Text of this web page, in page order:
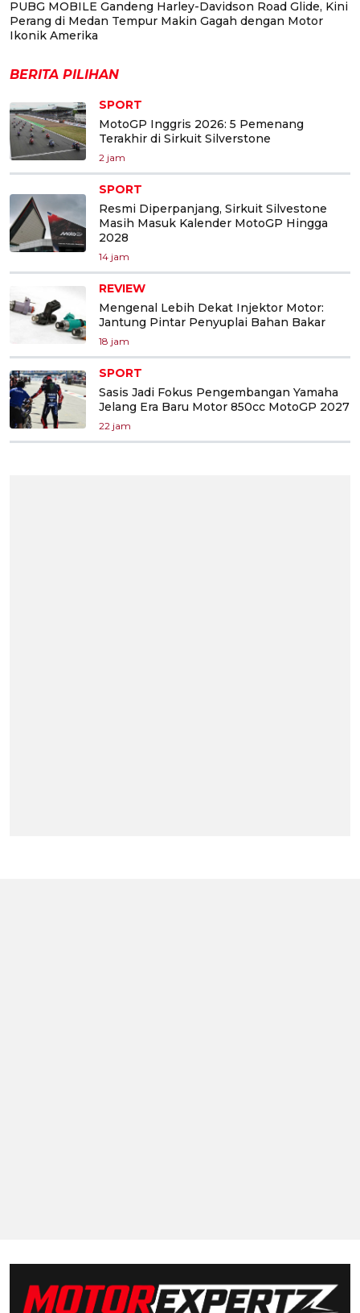
PUBG MOBILE Gandeng Harley-Davidson Road Glide, Kini
Perang di Medan Tempur Makin Gagah dengan Motor
Ikonik Amerika
BERITA PILIHAN
SPORT
MotoGP Inggris 2026: 5 Pemenang
Terakhir di Sirkuit Silverstone
2 jam
SPORT
Resmi Diperpanjang, Sirkuit Silvestone
Masih Masuk Kalender MotoGP Hingga
2028
14 jam
REVIEW
Mengenal Lebih Dekat Injektor Motor:
Jantung Pintar Penyuplai Bahan Bakar
18 jam
SPORT
Sasis Jadi Fokus Pengembangan Yamaha
Jelang Era Baru Motor 850cc MotoGP 2027
22 jam